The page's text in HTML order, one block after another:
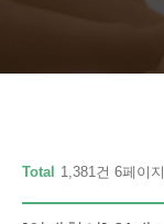
Total 1,381건 6페이지